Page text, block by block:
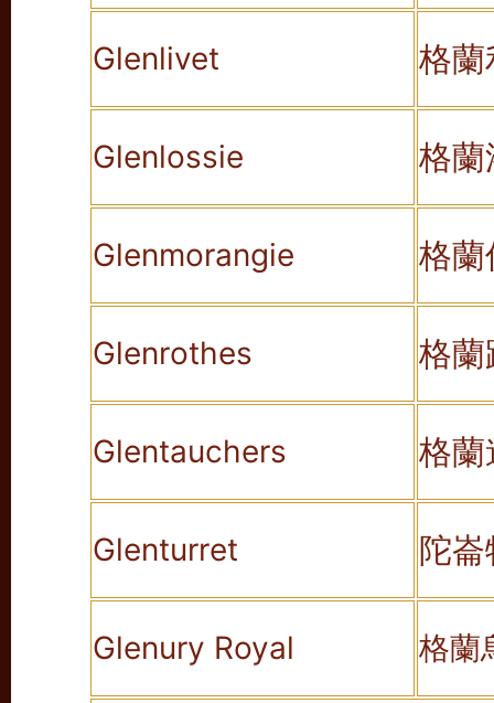
Glenlivet 格蘭
Glenlossie 格蘭
Glenmorangie 格蘭
Glenrothes 格蘭
Glentauchers 格蘭
Glenturret 陀崙
Glenury Royal 格蘭